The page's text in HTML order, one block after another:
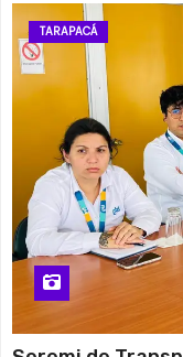
12 de agosto
Miércoles
13 de agosto
Jueves
TARAPACÁ